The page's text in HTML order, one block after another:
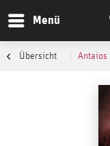
Menü
Übersicht Antaios